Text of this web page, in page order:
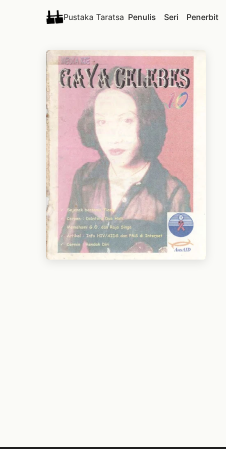
Pustaka Taratsa Penulis Seri Penerbit